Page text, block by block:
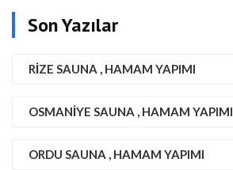
Son Yazılar
RIZE SAUNA , HAMAM YAPIMI
OSMANIYE SAUNA , HAMAM YAPIMI
ORDU SAUNA , HAMAM YAPIMI